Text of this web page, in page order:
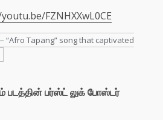
FZNHXXwL0CE
“Afro Tapang” song that captivated
படத்தின் பர்ஸ்ட் லுக் போஸ்டர்